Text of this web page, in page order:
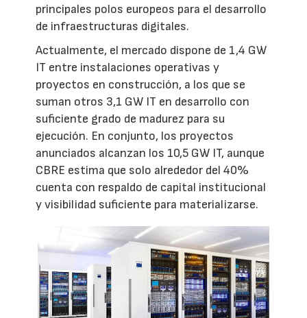
principales polos europeos para el desarrollo
de infraestructuras digitales.
Actualmente, el mercado dispone de 1,4 GW
IT entre instalaciones operativas y
proyectos en construcción, a los que se
suman otros 3,1 GW IT en desarrollo con
suficiente grado de madurez para su
ejecución. En conjunto, los proyectos
anunciados alcanzan los 10,5 GW IT, aunque
CBRE estima que solo alrededor del 40%
cuenta con respaldo de capital institucional
y visibilidad suficiente para materializarse.